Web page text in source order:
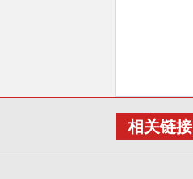
相关链接